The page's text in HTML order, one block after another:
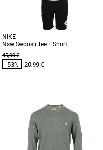
NIKE
Nsw Swoosh Tee + Short
45,00 €
-53% 20,99 €
5 ANS 6 ANS
Vêtements pas cher et Promos
Vêtements
L'ensemble Nike pour enfants NSW
Swoosh Tee + Short est un choix idéal
pour les jeunes amateurs de style [...]